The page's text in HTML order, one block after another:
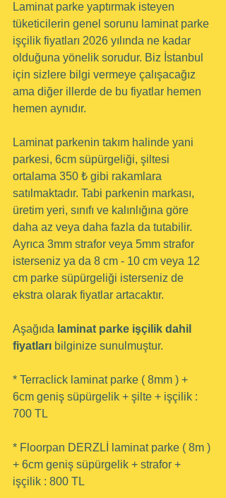
Laminat parke yaptırmak isteyen
tüketicilerin genel sorunu laminat parke
işçilik fiyatları 2026 yılında ne kadar
olduğuna yönelik sorudur. Biz İstanbul
için sizlere bilgi vermeye çalışacağız
ama diğer illerde de bu fiyatlar hemen
hemen aynıdır.
Laminat parkenin takım halinde yani
parkesi, 6cm süpürgeliği, şiltesi
ortalama 350 ₺ gibi rakamlara
satılmaktadır. Tabi parkenin markası,
üretim yeri, sınıfı ve kalınlığına göre
daha az veya daha fazla da tutabilir.
Ayrıca 3mm strafor veya 5mm strafor
isterseniz ya da 8 cm - 10 cm veya 12
cm parke süpürgeliği isterseniz de
ekstra olarak fiyatlar artacaktır.
Aşağıda laminat parke işçilik dahil
fiyatları bilginize sunulmuştur.
* Terraclick laminat parke ( 8mm ) +
6cm geniş süpürgelik + şilte + işçilik :
700 TL
* Floorpan DERZLİ laminat parke ( 8m )
+ 6cm geniş süpürgelik + strafor +
işçilik : 800 TL